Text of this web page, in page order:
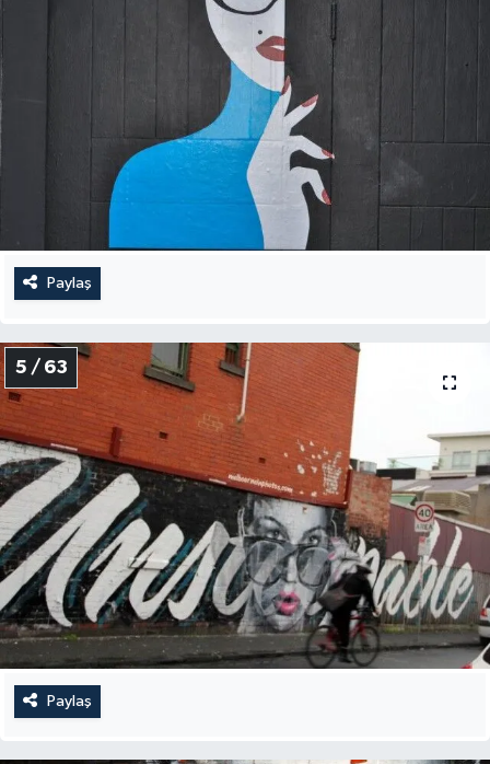
Paylaş
5 / 63
Paylaş